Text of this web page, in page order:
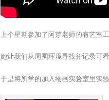
上个星期参加了阿芽老师的有艺室工
她让我们从周围环境寻找并记录可
于是将所学的加入绘画实验室里实验